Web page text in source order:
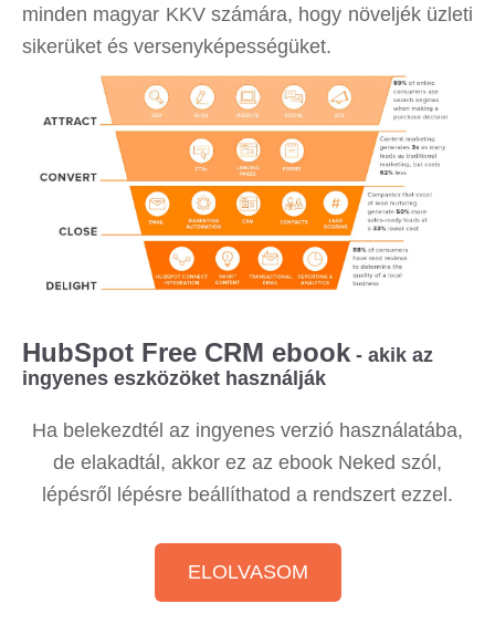
minden magyar KKV számára, hogy növeljék üzleti
sikerüket és versenyképességüket.
HubSpot Free CRM ebook - akik az
ingyenes eszközöket használják
Ha belekezdtél az ingyenes verzió használatába,
de elakadtál, akkor ez az ebook Neked szól,
lépésről lépésre beállíthatod a rendszert ezzel.
ELOLVASOM